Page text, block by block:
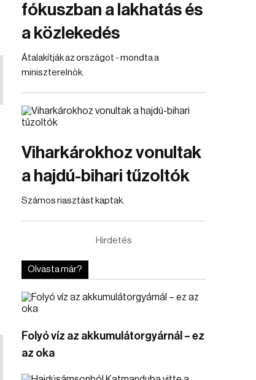
fókuszban a lakhatás és
a közlekedés
Átalakítják az országot - mondta a
miniszterelnök.
Viharkárokhoz vonultak
a hajdú-bihari tűzoltók
Számos riasztást kaptak.
Hirdetés
Olvasta már?
Folyó víz az akkumulátorgyárnál – ez
az oka